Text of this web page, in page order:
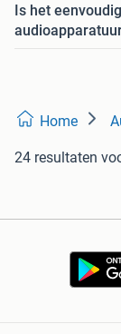
Is het
Home
24 resultaten